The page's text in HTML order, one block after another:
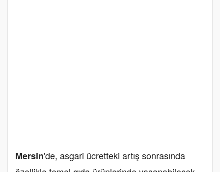
Mersin'de, asgari ücretteki artış sonrasında